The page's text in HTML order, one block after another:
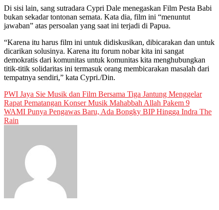
Di sisi lain, sang sutradara Cypri Dale menegaskan Film Pesta Babi
bukan sekadar tontonan semata. Kata dia, film ini “menuntut
jawaban” atas persoalan yang saat ini terjadi di Papua.
“Karena itu harus film ini untuk didiskusikan, dibicarakan dan untuk
dicarikan solusinya. Karena itu forum nobar kita ini sangat
demokratis dari komunitas untuk komunitas kita menghubungkan
titik-titik solidaritas ini termasuk orang membicarakan masalah dari
tempatnya sendiri,” kata Cypri./Din.
Post
navigation
PWI Jaya Sie Musik dan Film Bersama Tiga Jantung Menggelar
Rapat Pematangan Konser Musik Mahabbah Allah Pakem 9
WAMI Punya Pengawas Baru, Ada Bongky BIP Hingga Indra The
Rain